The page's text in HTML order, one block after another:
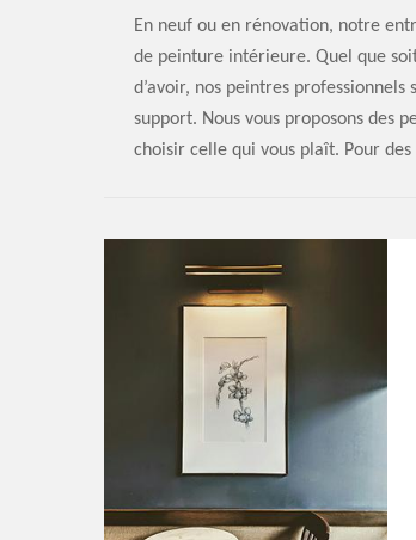
En neuf ou en rénovation, notre
de peinture intérieure. Quel que
d’avoir, nos peintres
support. Nous vous proposons des
choisir celle qui vous plaît. Pour